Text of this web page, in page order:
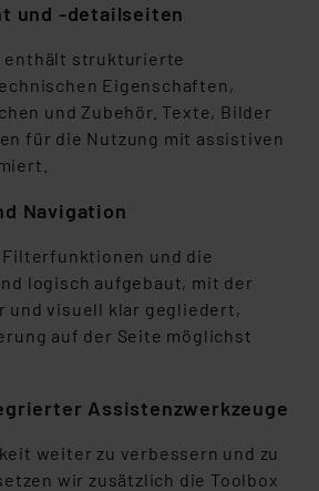
mit unzureichendem
dass US-Behörden
Daten in
verarbeiten, ohne dass
für Europäer bestehen.
mit diesen Dienstleistern stützt
sowie einer eigenen
der Datenübermittlung,
der übermittelten Daten,
und -detailseiten
enthält strukturierte
Eigenschaften,
und Zubehör. Texte, Bilder
für die Nutzung mit assistiven
Navigation
Filterfunktionen und die
logisch aufgebaut, mit der
und visuell klar gegliedert,
auf der Seite möglichst
Assistenzwerkzeuge
weiter zu verbessern und zu
wir zusätzlich die Toolbox